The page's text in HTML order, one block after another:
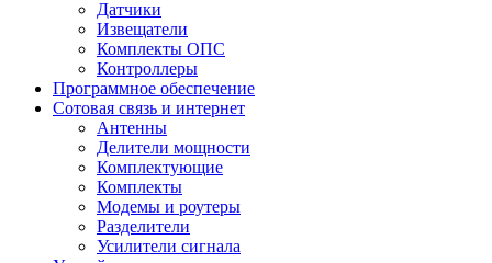
Датчики
Извещатели
Комплекты ОПС
Контроллеры
Программное обеспечение
Сотовая связь и интернет
Антенны
Делители мощности
Комплектующие
Комплекты
Модемы и роутеры
Разделители
Усилители сигнала